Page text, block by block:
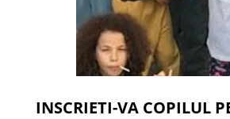
INSCRIETI-VA COPILUL